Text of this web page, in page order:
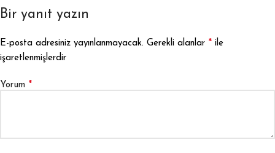
Bir yanıt yazın
E-posta adresiniz yayınlanmayacak. Gerekli alanlar * ile
işaretlenmişlerdir
Yorum *